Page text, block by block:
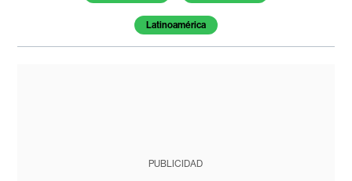
Latinoamérica
PUBLICIDAD